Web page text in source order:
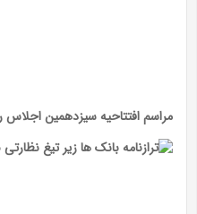
مراسم افتتاحیه سیزدهمین